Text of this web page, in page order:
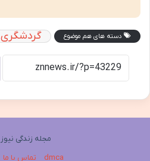
دسته های هم موضوع گردشگری
مجله زندگی نیوز 2026
dmca
تماس با ما